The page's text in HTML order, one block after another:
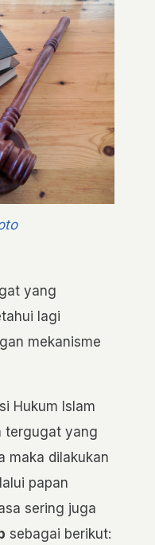
yang
lagi
mekanisme
Hukum Islam
tergugat yang
maka dilakukan
papan
sering juga
sebagai berikut: